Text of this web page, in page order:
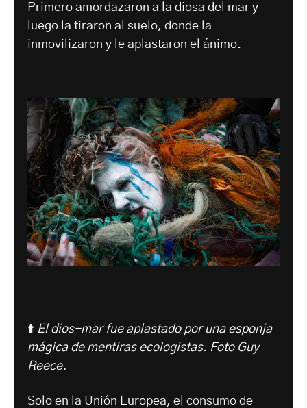
Primero amordazaron a la diosa del mar y
luego la tiraron al suelo, donde la
inmovilizaron y le aplastaron el ánimo.
⬆️ El dios-mar fue aplastado por una esponja
mágica de mentiras ecologistas. Foto Guy
Reece.
Solo en la Unión Europea, el consumo de